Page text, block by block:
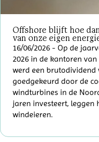
Offshore blijft hoe
van onze eigen
16/06/2026 - Op de
2026 in de kantoren
werd een brutodividend
goedgekeurd door de
windturbines in de
jaren investeert, leggen
windeieren.